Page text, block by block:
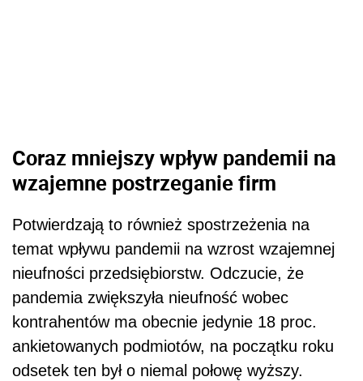
Coraz mniejszy wpływ pandemii na
wzajemne postrzeganie firm
Potwierdzają to również spostrzeżenia na
temat wpływu pandemii na wzrost wzajemnej
nieufności przedsiębiorstw. Odczucie, że
pandemia zwiększyła nieufność wobec
kontrahentów ma obecnie jedynie 18 proc.
ankietowanych podmiotów, na początku roku
odsetek ten był o niemal połowę wyższy.